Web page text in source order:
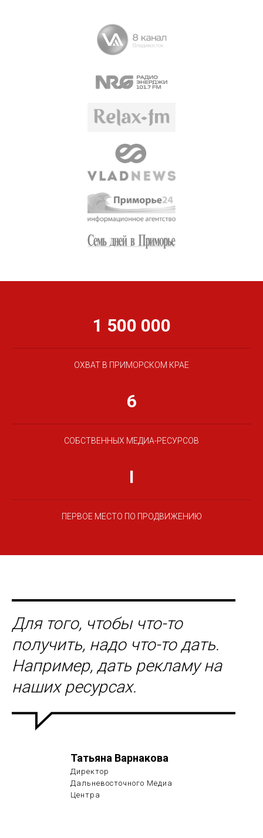
1 500 000
ОХВАТ В ПРИМОРСКОМ КРАЕ
6
СОБСТВЕННЫХ МЕДИА-РЕСУРСОВ
I
ПЕРВОЕ МЕСТО ПО ПРОДВИЖЕНИЮ
Для того, чтобы что-то
получить, надо что-то дать.
Например, дать рекламу на
наших ресурсах.
Татьяна Варнакова
Директор
Дальневосточного Медиа
Центра